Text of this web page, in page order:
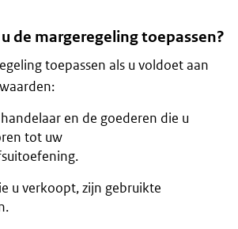
de margeregeling toepassen?
toepassen als u voldoet aan
en de goederen die u
tot uw
u verkoopt, zijn gebruikte